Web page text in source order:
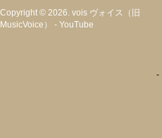
Copyright © 2026. vois ヴォイス（旧
MusicVoice） - YouTube
-